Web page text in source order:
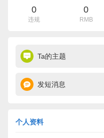
0
违规
0
RMB
Ta的主题
发短消息
个人资料